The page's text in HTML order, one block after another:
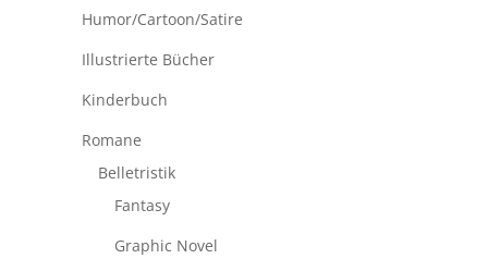
Humor/Cartoon/Satire
Illustrierte Bücher
Kinderbuch
Romane
Belletristik
Fantasy
Graphic Novel